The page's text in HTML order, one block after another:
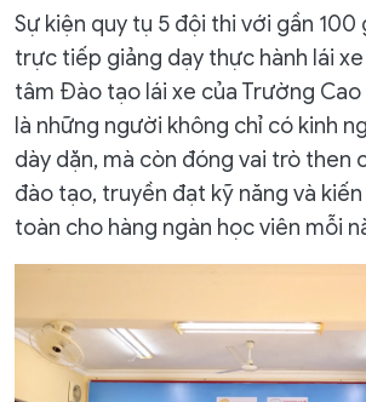
Sự kiện quy tụ 5 đội thi với gần 100
trực tiếp giảng dạy thực hành lái
tâm Đào tạo lái xe của Trường
là những người không chỉ có kinh
dày dặn, mà còn đóng vai trò then
đào tạo, truyền đạt kỹ năng và
toàn cho hàng ngàn học viên mỗi